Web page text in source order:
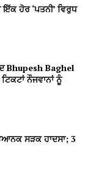
ਹੋਰ ‘ਪਤਨੀ’ ਵਿਰੁਧ
Bhupesh Baghel
ਨੌਜਵਾਨਾਂ ਨੂੰ
ਸੜਕ ਹਾਦਸਾ; 3